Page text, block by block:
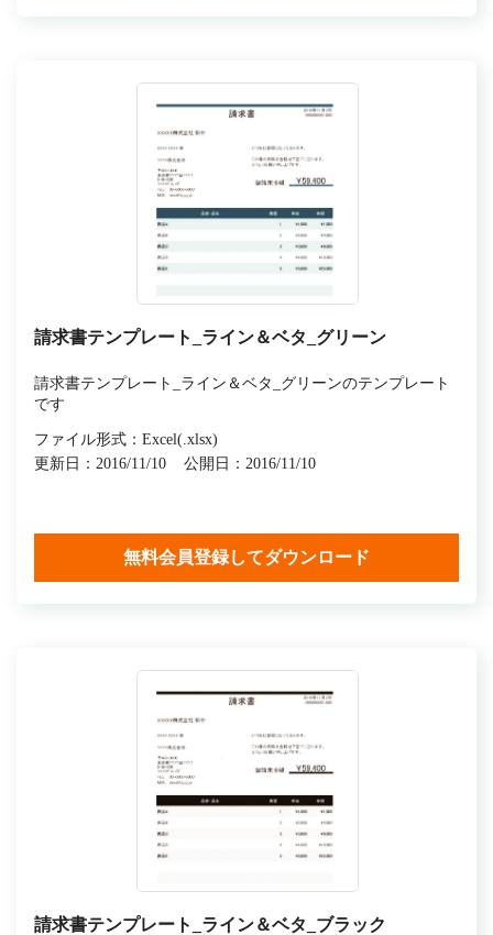
請求書テンプレート_ライン＆ベタ_グリーン
請求書テンプレート_ライン＆ベタ_グリーンのテンプレート
です
ファイル形式：Excel(.xlsx)
更新日：2016/11/10
公開日：2016/11/10
無料会員登録してダウンロード
請求書テンプレート_ライン＆ベタ_ブラック